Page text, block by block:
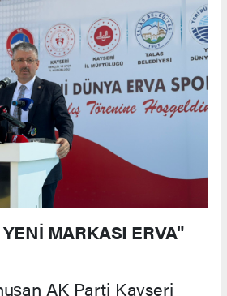
MARKASI ERVA"
AK Parti Kayseri